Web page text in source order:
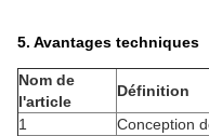
5. Avantages techniques
Nom de
l'article
Définition
1
Conception